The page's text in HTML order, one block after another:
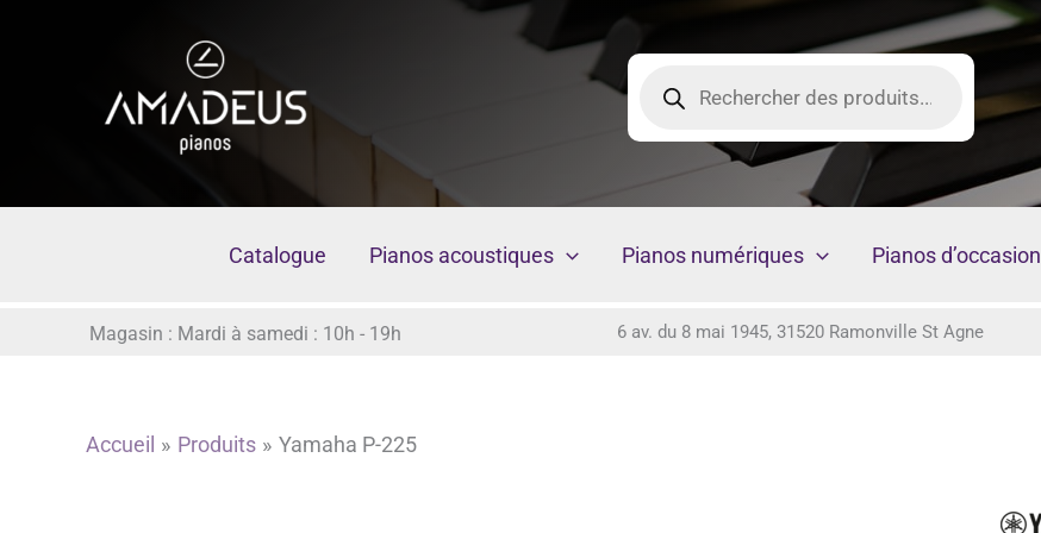
produits
Catalogue Pianos acoustiques Pianos numériques Pianos d’occasion
Magasin : Mardi à samedi : 10h - 19h 6 av. du 8 mai 1945, 31520 Ramonville St Agne
Accueil Produits Yamaha P-225